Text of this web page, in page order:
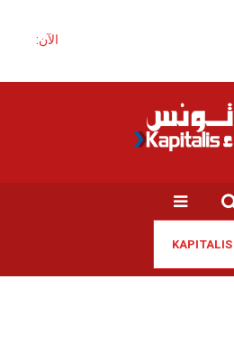
الآن:
KAPITALIS